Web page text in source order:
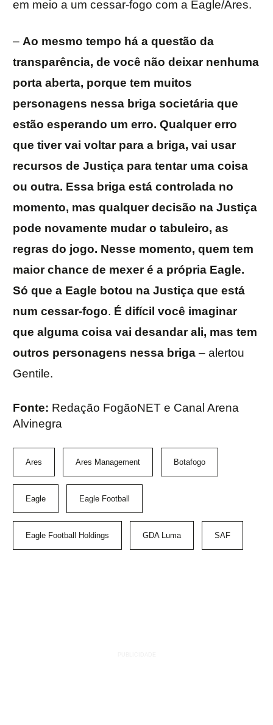
em meio a um cessar-fogo com a Eagle/Ares.
– Ao mesmo tempo há a questão da
transparência, de você não deixar nenhuma
porta aberta, porque tem muitos
personagens nessa briga societária que
estão esperando um erro. Qualquer erro
que tiver vai voltar para a briga, vai usar
recursos de Justiça para tentar uma coisa
ou outra. Essa briga está controlada no
momento, mas qualquer decisão na Justiça
pode novamente mudar o tabuleiro, as
regras do jogo. Nesse momento, quem tem
maior chance de mexer é a própria Eagle.
Só que a Eagle botou na Justiça que está
num cessar-fogo. É difícil você imaginar
que alguma coisa vai desandar ali, mas tem
outros personagens nessa briga – alertou
Gentile.
Fonte: Redação FogãoNET e Canal Arena
Alvinegra
Ares Ares Management Botafogo
Eagle Eagle Football
Eagle Football Holdings GDA Luma SAF